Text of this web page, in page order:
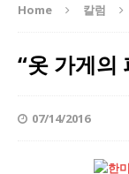
Home 칼럼
“옷 가게의
07/14/2016